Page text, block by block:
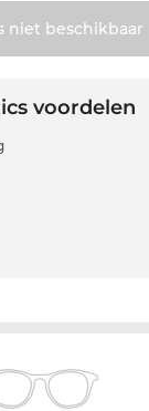
niet beschikbaar
voordelen